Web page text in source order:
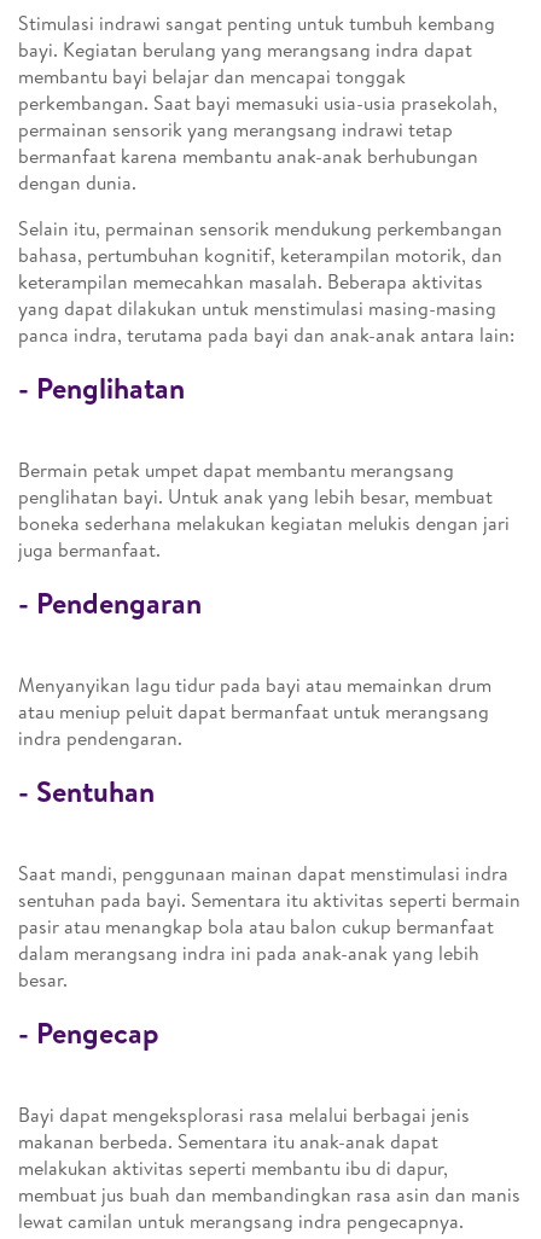
Stimulasi indrawi sangat penting untuk tumbuh kembang
bayi. Kegiatan berulang yang merangsang indra dapat
membantu bayi belajar dan mencapai tonggak
perkembangan. Saat bayi memasuki usia-usia prasekolah,
permainan sensorik yang merangsang indrawi tetap
bermanfaat karena membantu anak-anak berhubungan
dengan dunia.
Selain itu, permainan sensorik mendukung perkembangan
bahasa, pertumbuhan kognitif, keterampilan motorik, dan
keterampilan memecahkan masalah. Beberapa aktivitas
yang dapat dilakukan untuk menstimulasi masing-masing
panca indra, terutama pada bayi dan anak-anak antara lain:
- Penglihatan
Bermain petak umpet dapat membantu merangsang
penglihatan bayi. Untuk anak yang lebih besar, membuat
boneka sederhana melakukan kegiatan melukis dengan jari
juga bermanfaat.
- Pendengaran
Menyanyikan lagu tidur pada bayi atau memainkan drum
atau meniup peluit dapat bermanfaat untuk merangsang
indra pendengaran.
- Sentuhan
Saat mandi, penggunaan mainan dapat menstimulasi indra
sentuhan pada bayi. Sementara itu aktivitas seperti bermain
pasir atau menangkap bola atau balon cukup bermanfaat
dalam merangsang indra ini pada anak-anak yang lebih
besar.
- Pengecap
Bayi dapat mengeksplorasi rasa melalui berbagai jenis
makanan berbeda. Sementara itu anak-anak dapat
melakukan aktivitas seperti membantu ibu di dapur,
membuat jus buah dan membandingkan rasa asin dan manis
lewat camilan untuk merangsang indra pengecapnya.